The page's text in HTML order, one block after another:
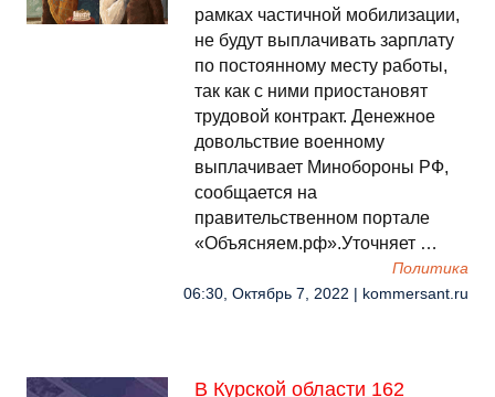
рамках частичной мобилизации,
не будут выплачивать зарплату
по постоянному месту работы,
так как с ними приостановят
трудовой контракт. Денежное
довольствие военному
выплачивает Минобороны РФ,
сообщается на
правительственном портале
«Объясняем.рф».Уточняет …
Политика
06:30, Октябрь 7, 2022 | kommersant.ru
В Курской области 162